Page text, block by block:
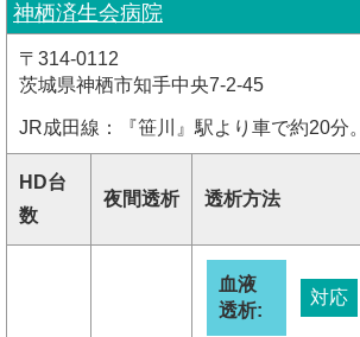
神栖済生会病院
〒314-0112
茨城県神栖市知手中央7-2-45
JR成田線：『笹川』駅より車で約20分。
HD台
数
夜間透析 透析方法
血液
透析:
対応